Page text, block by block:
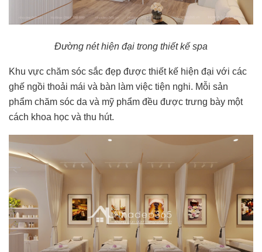
Đường nét hiện đại trong thiết kế spa
Khu vực chăm sóc sắc đẹp được thiết kế hiện đại với các
ghế ngồi thoải mái và bàn làm việc tiện nghi. Mỗi sản
phẩm chăm sóc da và mỹ phẩm đều được trưng bày một
cách khoa học và thu hút.